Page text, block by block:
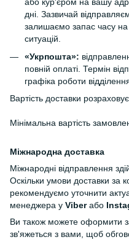
або кур'єром на вашу
дні. Зазвичай
залишаємо запас часу
ситуацій.
«Укрпошта»:
повній оплаті. Термін
графіка роботи
Вартість доставки
Мінімальна вартість
Міжнародна доставка
Міжнародні відправлення
Оскільки умови доставки за
рекомендуємо уточнити
менеджера у Viberабо
Ви також можете оформити
зв'яжеться з вами, щоб